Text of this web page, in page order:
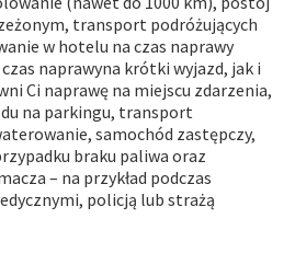
transport podróżujących
w hotelu na czas naprawy
naprawyna krótki wyjazd, jak i
Ci naprawę na miejscu zdarzenia,
na parkingu, transport
samochód zastępczy,
braku paliwa oraz
– na przykład podczas
policją lub strażą